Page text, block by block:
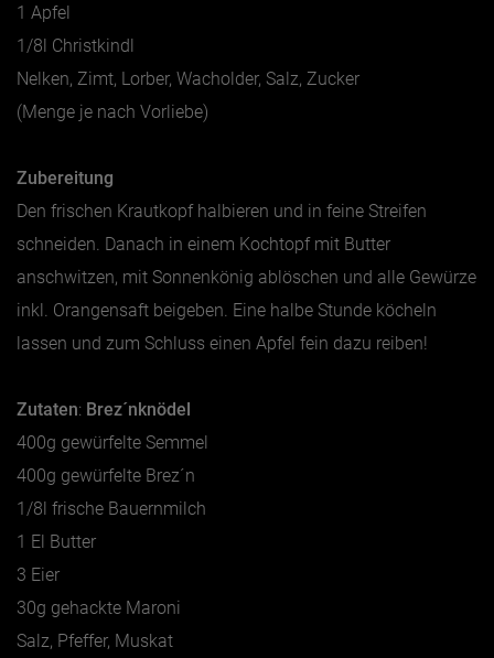
1 Apfel
1/8l Christkindl
Nelken, Zimt, Lorber, Wacholder, Salz, Zucker
(Menge je nach Vorliebe)
Zubereitung
Den frischen Krautkopf halbieren und in feine Streifen
schneiden. Danach in einem Kochtopf mit Butter
anschwitzen, mit Sonnenkönig ablöschen und alle Gewürze
inkl. Orangensaft beigeben. Eine halbe Stunde köcheln
lassen und zum Schluss einen Apfel fein dazu reiben!
Zutaten: Brez´nknödel
400g gewürfelte Semmel
400g gewürfelte Brez´n
1/8l frische Bauernmilch
1 El Butter
3 Eier
30g gehackte Maroni
Salz, Pfeffer, Muskat